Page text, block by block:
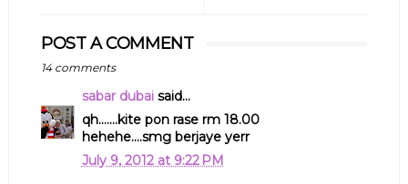
POST A COMMENT
14 comments
sabar dubaisaid...
qh.......kite pon rase rm 18.00
hehehe....smg berjaye yerr
July 9, 2012 at 9:22 PM